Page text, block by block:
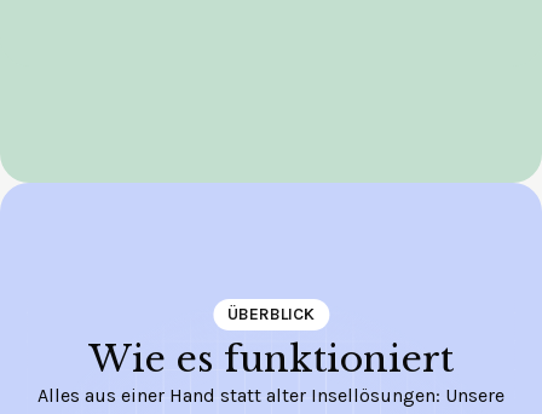
ÜBERBLICK
Wie es funktioniert
Alles aus einer Hand statt alter Insellösungen: Unsere